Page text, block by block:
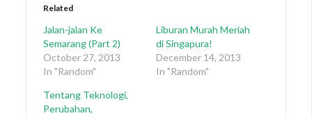
Related
Jalan-jalan Ke
Semarang (Part 2)
October 27, 2013
In "Random"
Liburan Murah Meriah
di Singapura!
December 14, 2013
In "Random"
Tentang Teknologi,
Perubahan,